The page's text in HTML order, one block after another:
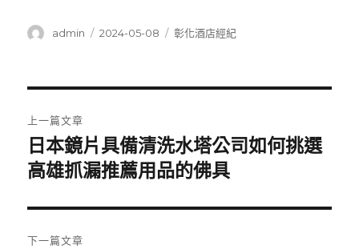
作
admin
發
2024-05-08
分
彰化酒店經紀
章
導
覽
上一篇文章
上
一
文
章:
日本鏡片具備清洗水塔公司如何挑選
高雄抓漏推薦用品的佛具
下一篇文章